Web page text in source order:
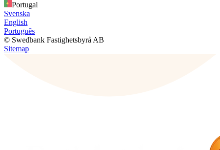
Portugal
Svenska
English
Português
© Swedbank Fastighetsbyrå AB
Sitemap